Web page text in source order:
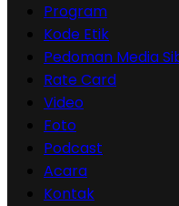
Program
Kode Etik
Pedoman Media
Rate Card
Video
Foto
Podcast
Acara
Kontak